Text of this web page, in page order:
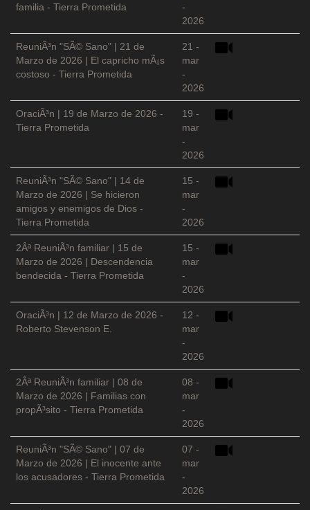
familia - Tierra Prometida
-
2026
ReuniÃ³n "SÃ© Sano" | 21 de
Marzo de 2026 | El capricho mÃ¡s
costoso - Tierra Prometida
21 -
mar
-
2026
OraciÃ³n | 19 de Marzo de 2026 -
Tierra Prometida
19 -
mar
-
2026
ReuniÃ³n "SÃ© Sano" | 14 de
Marzo de 2026 | Se hicieron
amigos y enemigos de Dios -
Tierra Prometida
15 -
mar
-
2026
2Âª ReuniÃ³n familiar | 15 de
Marzo de 2026 | Descendencia
bendecida - Tierra Prometida
15 -
mar
-
2026
OraciÃ³n | 12 de Marzo de 2026 -
Roberto Stevenson E.
12 -
mar
-
2026
2Âª ReuniÃ³n familiar | 08 de
Marzo de 2026 | Familias con
propÃ³sito - Tierra Prometida
08 -
mar
-
2026
ReuniÃ³n "SÃ© Sano" | 07 de
Marzo de 2026 | El inocente ante
los acusadores - Tierra Prometida
07 -
mar
-
2026